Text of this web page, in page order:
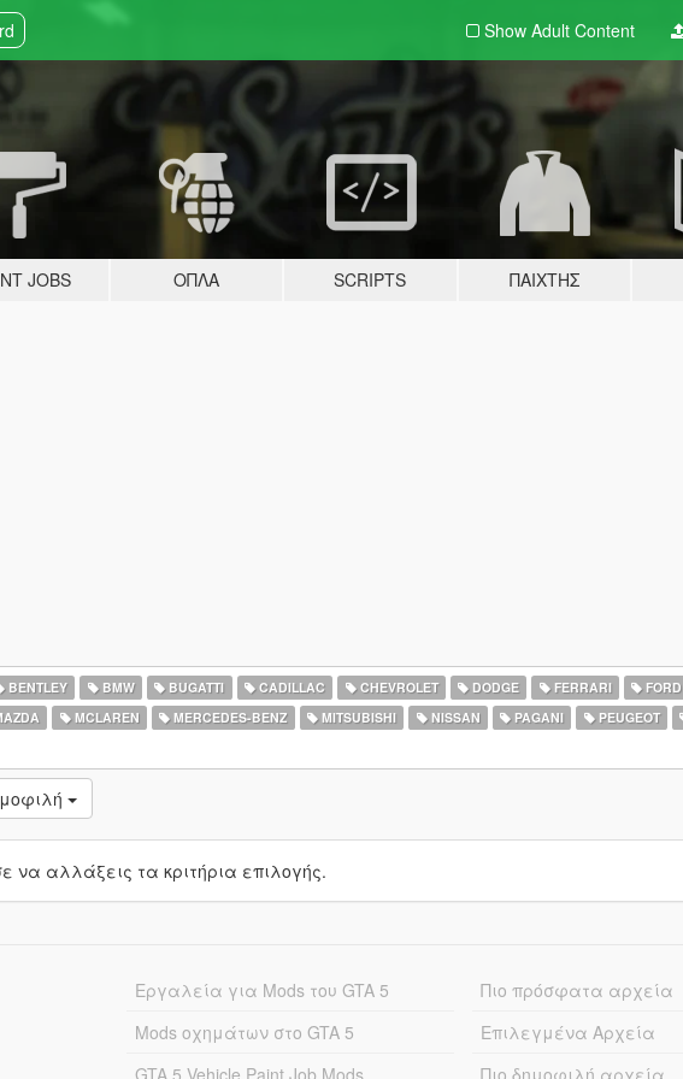
Show Adult Content
JOBS ΌΠΛΑ SCRIPTS ΠΑΊΧΤΗΣ
BENTLEY BMW BUGATTI CADILLAC CHEVROLET DODGE FERRARI FORD
MCLAREN MERCEDES-BENZ MITSUBISHI NISSAN PAGANI PEUGEOT
αλλάξεις τα κριτήρια επιλογής.
Εργαλεία για Mods του GTA 5
Mods οχημάτων στο GTA 5
GTA 5 Vehicle Paint Job Mods
Πιο πρόσφατα αρχεία
Επιλεγμένα Αρχεία
Πιο δημοφιλή αρχεία